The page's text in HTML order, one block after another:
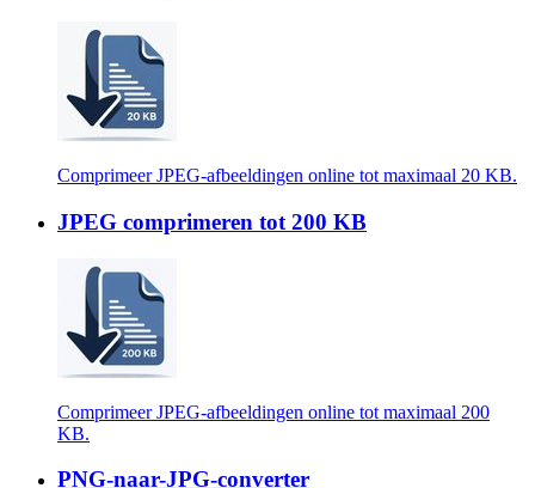
Comprimeer JPEG-afbeeldingen online tot maximaal 20 KB.
JPEG comprimeren tot 200 KB
Comprimeer JPEG-afbeeldingen online tot maximaal 200
KB.
PNG-naar-JPG-converter